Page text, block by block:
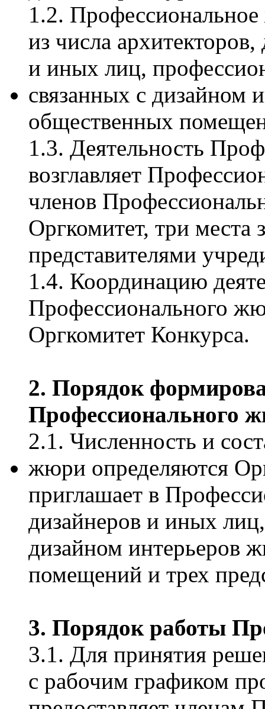
1.2.
из числа архитекторов,
и иных лиц,
связанных с дизайном
общественных
1.3. Деятельность
возглавляет
членов
Оргкомитет, три места
представителями
1.4. Координацию
Профессионального
Оргкомитет Конкурса.
2. Порядок
Профессионального
2.1. Численность и
жюри определяются
приглашает в
дизайнеров и иных
дизайном интерьеров
помещений и трех
3. Порядок работы
3.1. Для принятия
с рабочим графиком